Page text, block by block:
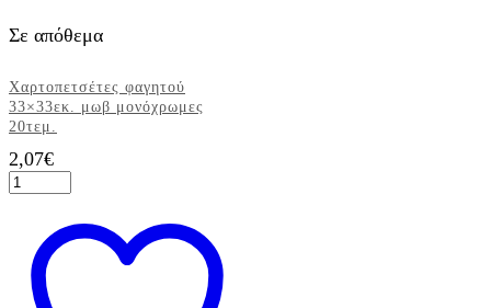
Σε απόθεμα
Χαρτοπετσέτες φαγητού
33×33εκ. μωβ μονόχρωμες
20τεμ.
2,07€
Χαρτοπετσέτες
φαγητού
μονόχρωμες
20τεμ.
ποσότητα